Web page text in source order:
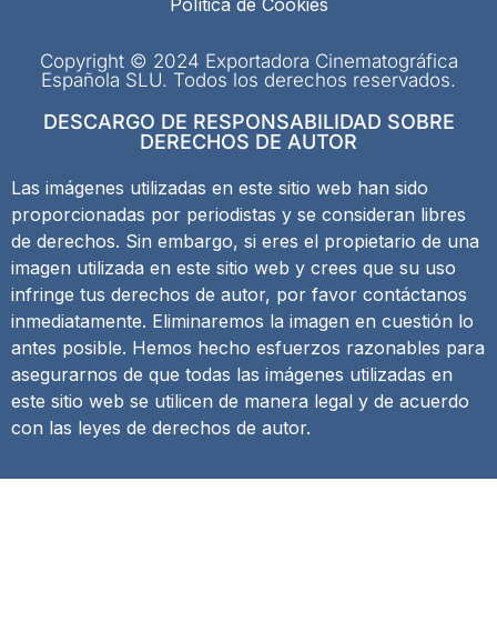
Copyright © 2024 Exportadora Cinematográfica
Española SLU. Todos los derechos reservados.
DESCARGO DE RESPONSABILIDAD SOBRE
DERECHOS DE AUTOR
Las imágenes utilizadas en este sitio web han sido
proporcionadas por periodistas y se consideran libres
de derechos. Sin embargo, si eres el propietario de una
imagen utilizada en este sitio web y crees que su uso
infringe tus derechos de autor, por favor contáctanos
inmediatamente. Eliminaremos la imagen en cuestión lo
antes posible. Hemos hecho esfuerzos razonables para
asegurarnos de que todas las imágenes utilizadas en
este sitio web se utilicen de manera legal y de acuerdo
con las leyes de derechos de autor.